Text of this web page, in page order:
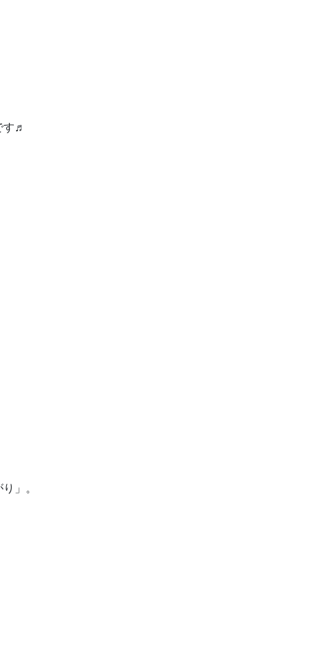
す♬
」。